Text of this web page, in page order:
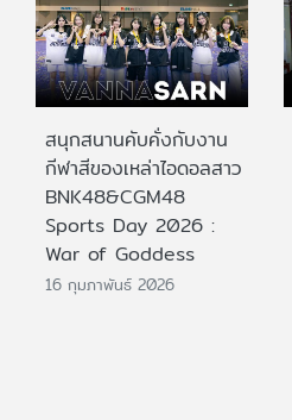
สนุกสนานคับคั่งกับงาน
กีฬาสีของเหล่าไอดอลสาว
BNK48&CGM48
Sports Day 2026 :
War of Goddess
16 กุมภาพันธ์ 2026